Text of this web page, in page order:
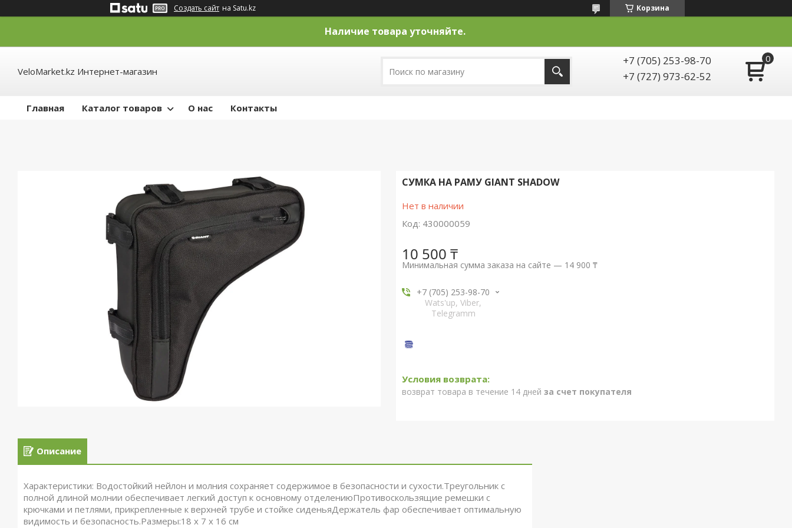
Создать сайт на Satu.kz Корзина
Наличие товара уточняйте.
VeloMarket.kz Интернет-магазин
+7 (705) 253-98-70
+7 (727) 973-62-52
Главная Каталог товаров О нас Контакты
СУМКА НА РАМУ GIANT SHADOW
Нет в наличии
Код: 430000059
10 500 ₸
Минимальная сумма заказа на сайте — 14 900 ₸
+7 (705) 253-98-70
Wats'up, Viber,
Telegramm
возврат товара в течение 14 дней за счет покупателя
Описание
Характеристики: Водостойкий нейлон и молния сохраняет содержимое в безопасности и сухости.Треугольник с
полной длиной молнии обеспечивает легкий доступ к основному отделениюПротивоскользящие ремешки с
крючками и петлями, прикрепленные к верхней трубе и стойке сиденьяДержатель фар обеспечивает оптимальную
видимость и безопасность.Размеры:18 х 7 х 16 см